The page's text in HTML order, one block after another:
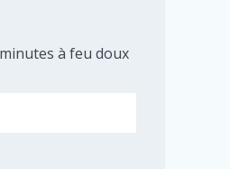
à feu doux